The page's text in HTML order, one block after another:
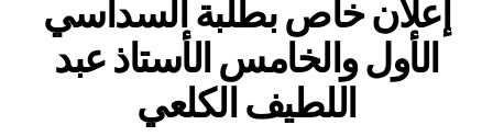
إعلان خاص بطلبة السداسي
الأول والخامس الأستاذ عبد
اللطيف الكلعي